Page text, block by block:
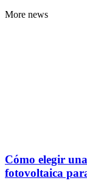
More news
Cómo elegir
fotovoltaica